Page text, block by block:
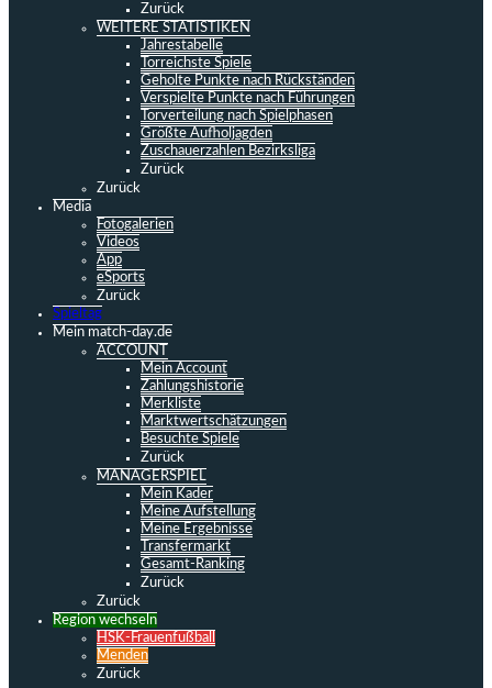
Zurück
WEITERE STATISTIKEN
Jahrestabelle
Torreichste Spiele
Geholte Punkte nach Rückständen
Verspielte Punkte nach Führungen
Torverteilung nach Spielphasen
Größte Aufholjagden
Zuschauerzahlen Bezirksliga
Zurück
Zurück
Media
Fotogalerien
Videos
App
eSports
Zurück
Spieltag
Mein match-day.de
ACCOUNT
Mein Account
Zahlungshistorie
Merkliste
Marktwertschätzungen
Besuchte Spiele
Zurück
MANAGERSPIEL
Mein Kader
Meine Aufstellung
Meine Ergebnisse
Transfermarkt
Gesamt-Ranking
Zurück
Zurück
Region wechseln
HSK-Frauenfußball
Menden
Zurück